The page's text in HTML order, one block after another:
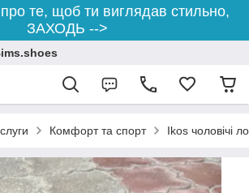
те, щоб ти виглядав стильно,
ЗАХОДЬ -->
Комфорт та спорт Ikos чоловічі